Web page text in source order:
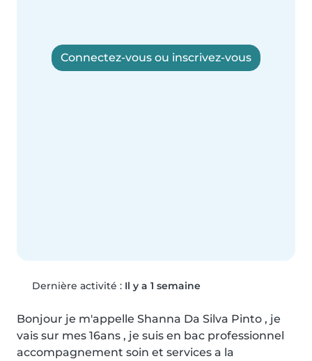
Connectez-vous ou inscrivez-vous
Dernière activité : Il y a 1 semaine
Bonjour je m'appelle Shanna Da Silva Pinto , je
vais sur mes 16ans , je suis en bac professionnel
accompagnement soin et services a la